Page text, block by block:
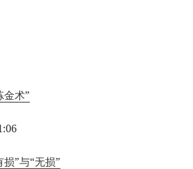
金术”
”与“无损”